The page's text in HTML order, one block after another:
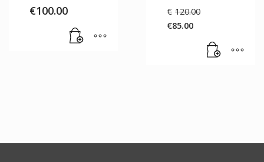
€100.00 € 120.00
era:
€120.00.
€85.00